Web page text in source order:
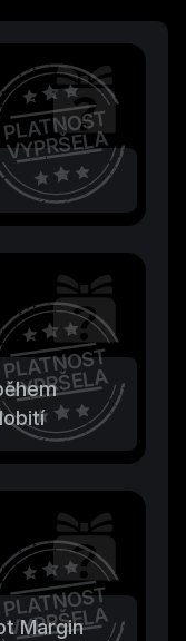
PLATNOST
VYPRŠELA
PLATNOST
VYPRŠELA
Margin
PLATNOST
VYPRŠELA